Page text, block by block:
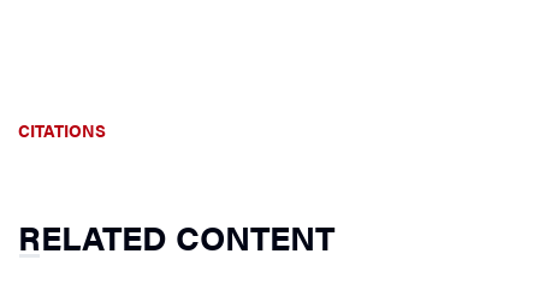
CITATIONS
RELATED CONTENT